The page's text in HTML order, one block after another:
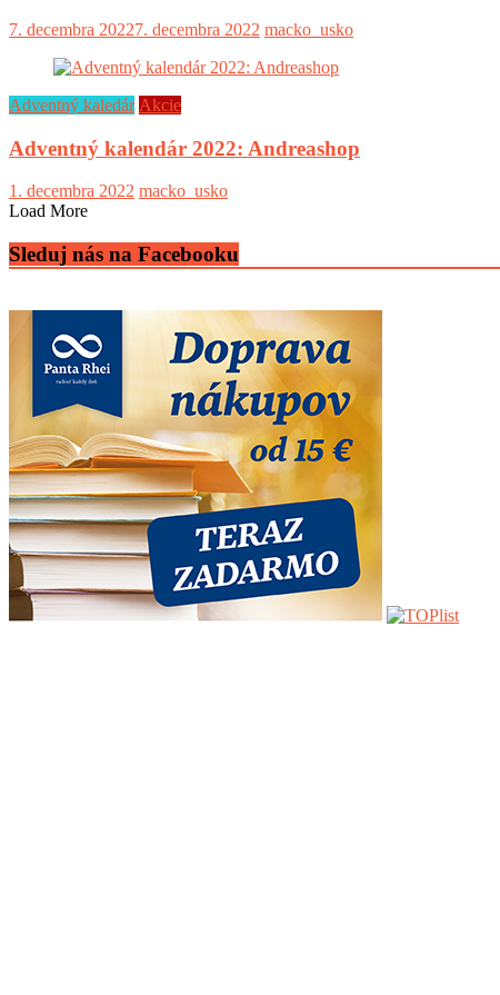
7. decembra 20227. decembra 2022 macko_usko
Adventný kaledár Akcie
Adventný kalendár 2022: Andreashop
1. decembra 2022 macko_usko
Load More
Sleduj nás na Facebooku